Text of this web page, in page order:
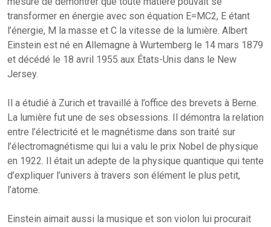
transformer en énergie avec son équation E=MC2, E étant
l’énergie, M la masse et C la vitesse de la lumière. Albert
Einstein est né en Allemagne à Wurtemberg le 14 mars 1879
et décédé le 18 avril 1955 aux États-Unis dans le New
Jersey.
Il a étudié à Zurich et travaillé à l’office des brevets à Berne.
La lumière fut une de ses obsessions. Il démontra la relation
entre l’électricité et le magnétisme dans son traité sur
l’électromagnétisme qui lui a valu le prix Nobel de physique
en 1922. Il était un adepte de la physique quantique qui tente
d’expliquer l’univers à travers son élément le plus petit,
l’atome.
Einstein aimait aussi la musique et son violon lui procurait